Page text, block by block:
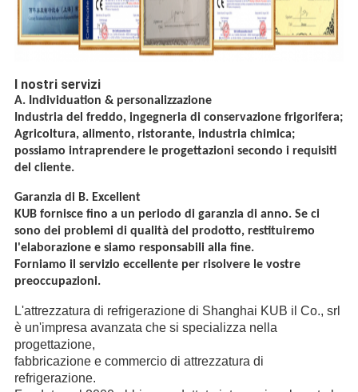
I nostri servizi
A. Individuation & personalizzazione
Industria del freddo, ingegneria di conservazione frigorifera;
Agricoltura, alimento, ristorante, industria chimica;
possiamo intraprendere le progettazioni secondo i requisiti
del cliente.
Garanzia di B. Excellent
KUB fornisce fino a un periodo di garanzia di anno. Se ci
sono dei problemi di qualità del prodotto, restituiremo
l'elaborazione e siamo responsabili alla fine.
Forniamo il servizio eccellente per risolvere le vostre
preoccupazioni.
L'attrezzatura di refrigerazione di Shanghai KUB il Co., srl
è un'impresa avanzata che si specializza nella
progettazione,
fabbricazione e commercio di attrezzatura di
refrigerazione.